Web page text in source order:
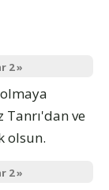
2 »
Tanrı'dan ve
olsun.
2 »